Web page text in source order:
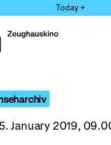
Today +
January 2019,